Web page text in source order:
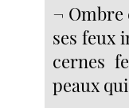
¬ Ombre
ses feux
cernes
peaux